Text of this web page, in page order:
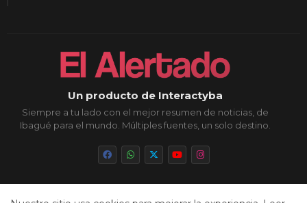
Un producto de Interactyba
Siempre a tu lado con el mejor resumen de noticias, de
Ibagué para el mundo. Múltiples fuentes, un solo destino.